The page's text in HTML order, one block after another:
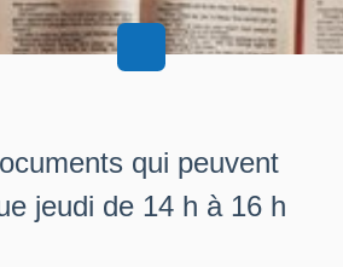
qui peuvent
jeudi de 14 h à 16 h